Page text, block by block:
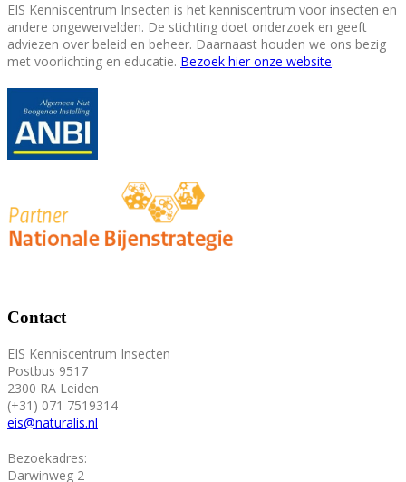
EIS Kenniscentrum Insecten is het kenniscentrum voor insecten en
andere ongewervelden. De stichting doet onderzoek en geeft
adviezen over beleid en beheer. Daarnaast houden we ons bezig
met voorlichting en educatie. Bezoek hier onze website.
Contact
EIS Kenniscentrum Insecten
Postbus 9517
2300 RA Leiden
(+31) 071 7519314
eis@naturalis.nl
Bezoekadres:
Darwinweg 2